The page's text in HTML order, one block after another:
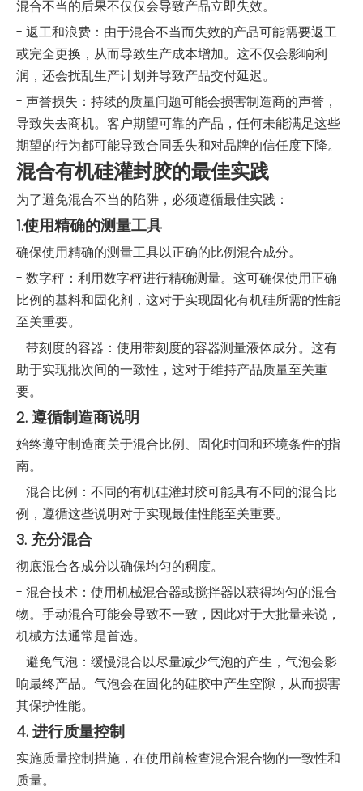
混合不当的后果不仅仅会导致产品立即失效。
- 返工和浪费：由于混合不当而失效的产品可能需要返工
或完全更换，从而导致生产成本增加。这不仅会影响利
润，还会扰乱生产计划并导致产品交付延迟。
- 声誉损失：持续的质量问题可能会损害制造商的声誉，
导致失去商机。客户期望可靠的产品，任何未能满足这些
期望的行为都可能导致合同丢失和对品牌的信任度下降。
混合有机硅灌封胶的最佳实践
为了避免混合不当的陷阱，必须遵循最佳实践：
1.使用精确的测量工具
确保使用精确的测量工具以正确的比例混合成分。
- 数字秤：利用数字秤进行精确测量。这可确保使用正确
比例的基料和固化剂，这对于实现固化有机硅所需的性能
至关重要。
- 带刻度的容器：使用带刻度的容器测量液体成分。这有
助于实现批次间的一致性，这对于维持产品质量至关重
要。
2. 遵循制造商说明
始终遵守制造商关于混合比例、固化时间和环境条件的指
南。
- 混合比例：不同的有机硅灌封胶可能具有不同的混合比
例，遵循这些说明对于实现最佳性能至关重要。
3. 充分混合
彻底混合各成分以确保均匀的稠度。
- 混合技术：使用机械混合器或搅拌器以获得均匀的混合
物。手动混合可能会导致不一致，因此对于大批量来说，
机械方法通常是首选。
- 避免气泡：缓慢混合以尽量减少气泡的产生，气泡会影
响最终产品。气泡会在固化的硅胶中产生空隙，从而损害
其保护性能。
4. 进行质量控制
实施质量控制措施，在使用前检查混合混合物的一致性和
质量。